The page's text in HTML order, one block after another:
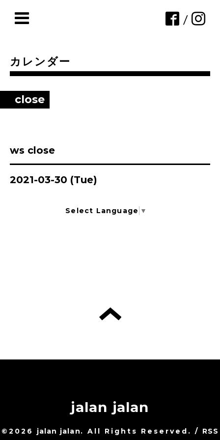
/
カレンダー
close
ws close
2021-03-30 (Tue)
Select Language ▼
jalan jalan
©2026 jalan jalan. All Rights Reserved. / RSS